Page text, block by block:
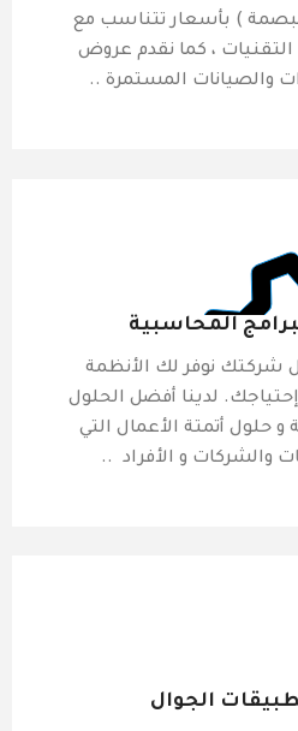
) بأسعار تتناسب مع
التقنيات ، كما نقدم عروض
والصيانات المستمرة ..
المحاسبية
شركتك نوفر لك الأنظمة
لدينا أفضل الحلول
و حلول أتمتة الأعمال التي
و الأفراد ..
الجوال